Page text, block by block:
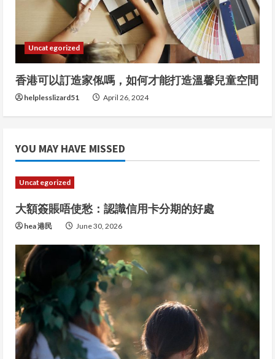
Uncategorized
香港可以訂造家俬嗎，如何才能打造溫馨兒童空間
helplesslizard51 April 26, 2024
YOU MAY HAVE MISSED
Uncategorized
大額簽賬唔使愁：認識信用卡分期的好處
hea 港民 June 30, 2026